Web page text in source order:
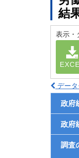
結
表示・
デー
政府
政府
調査